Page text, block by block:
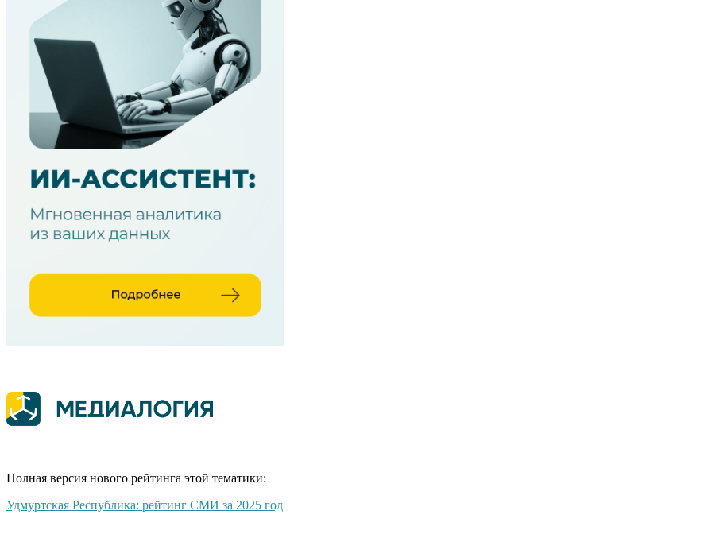
Полная версия нового рейтинга этой тематики:
Удмуртская Республика: рейтинг СМИ за 2025 год